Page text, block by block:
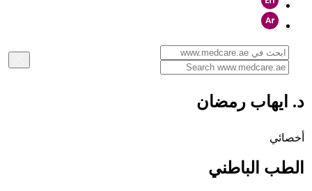
د. ايهاب رمضان
أخصائي
الطب الباطني